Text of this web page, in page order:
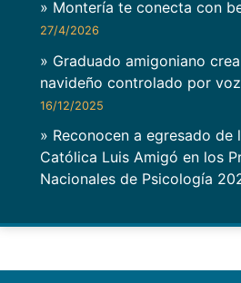
» Montería te conecta con
27/4/2026
» Graduado amigoniano
navideño controlado por
16/12/2025
» Reconocen a egresado de
Católica Luis Amigó en los
Nacionales de Psicología